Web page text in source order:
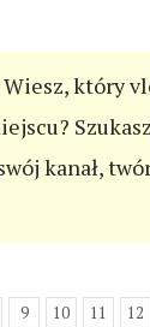
który
kanał,
9 10 11 12